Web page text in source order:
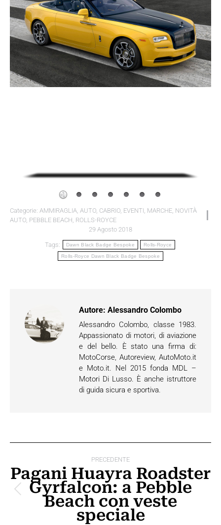
Categorie: AMMIRAGLIA, AUTO, CABRIO, EVENTI, MARCHE, NOVITÀ
AUTO, PEBBLE BEACH, ROLLS-ROYCE
29 Agosto 2018
Tags: Dawn Black Badge Bespoke Rolls-Royce
Rolls-Royce Dawn Black Badge Bespoke
Autore: Alessandro Colombo
Alessandro Colombo, classe 1983.
Appassionato di motori, di aviazione
e del bello. È stato una firma di:
MotoCorse, Autoreview, AutoMoto.it
e Moto.it. Nel 2015 fonda MDL –
Motori Di Lusso. È anche istruttore
di guida sicura e sportiva.
tra
PRECEDENTE
Post
precedente:
Pagani Huayra Roadster
Gyrfalcon: a Pebble
Beach con veste
speciale